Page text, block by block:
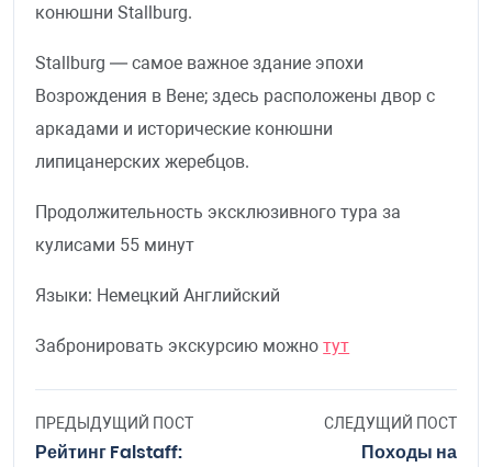
конюшни Stallburg.
Stallburg — самое важное здание эпохи
Возрождения в Вене; здесь расположены двор с
аркадами и исторические конюшни
липицанерских жеребцов.
Продолжительность эксклюзивного тура за
кулисами 55 минут
Языки: Немецкий Английский
Забронировать экскурсию можнотут
ПРЕДЫДУЩИЙ ПОСТ
Рейтинг Falstaff:
СЛЕДУЩИЙ ПОСТ
Походы на